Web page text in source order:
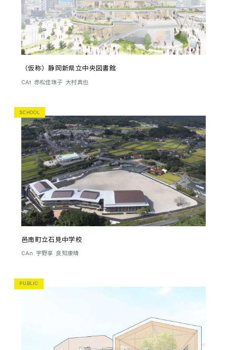
（仮称）静岡新県立中央図書館
CAt 赤松佳珠子 大村真也
SCHOOL
邑南町立石見中学校
CAn 宇野享 良知康晴
PUBLIC